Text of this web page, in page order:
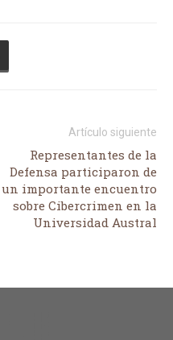
Artículo siguiente
Representantes de la
Defensa participaron de
un importante encuentro
sobre Cibercrimen en la
Universidad Austral